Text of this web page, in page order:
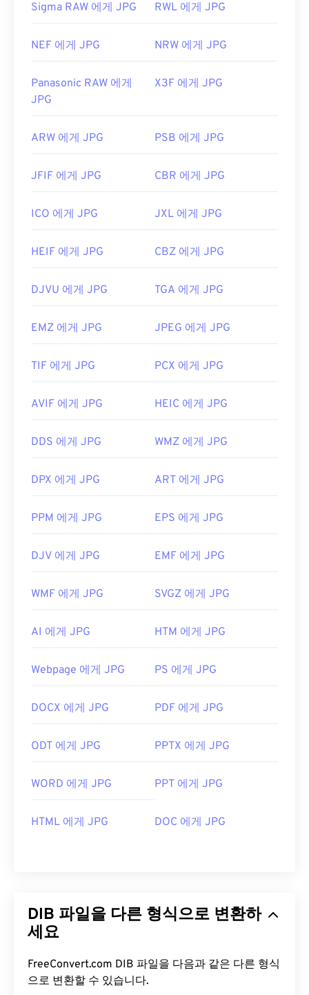
Sigma RAW 에게 JPG RWL 에게 JPG
NEF 에게 JPG NRW 에게 JPG
Panasonic RAW 에게
JPG
X3F 에게 JPG
ARW 에게 JPG PSB 에게 JPG
JFIF 에게 JPG CBR 에게 JPG
ICO 에게 JPG JXL 에게 JPG
HEIF 에게 JPG CBZ 에게 JPG
DJVU 에게 JPG TGA 에게 JPG
EMZ 에게 JPG JPEG 에게 JPG
TIF 에게 JPG PCX 에게 JPG
AVIF 에게 JPG HEIC 에게 JPG
DDS 에게 JPG WMZ 에게 JPG
DPX 에게 JPG ART 에게 JPG
PPM 에게 JPG EPS 에게 JPG
DJV 에게 JPG EMF 에게 JPG
WMF 에게 JPG SVGZ 에게 JPG
AI 에게 JPG HTM 에게 JPG
Webpage 에게 JPG PS 에게 JPG
DOCX 에게 JPG PDF 에게 JPG
ODT 에게 JPG PPTX 에게 JPG
WORD 에게 JPG PPT 에게 JPG
HTML 에게 JPG DOC 에게 JPG
DIB 파일을 다른 형식으로 변환하
세요
FreeConvert.com DIB 파일을 다음과 같은 다른 형식
으로 변환할 수 있습니다.